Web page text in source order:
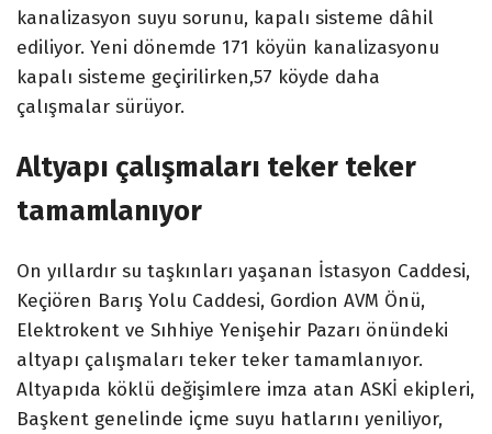
kanalizasyon suyu sorunu, kapalı sisteme dâhil
ediliyor. Yeni dönemde 171 köyün kanalizasyonu
kapalı sisteme geçirilirken,57 köyde daha
çalışmalar sürüyor.
Altyapı çalışmaları teker teker
tamamlanıyor
On yıllardır su taşkınları yaşanan İstasyon Caddesi,
Keçiören Barış Yolu Caddesi, Gordion AVM Önü,
Elektrokent ve Sıhhiye Yenişehir Pazarı önündeki
altyapı çalışmaları teker teker tamamlanıyor.
Altyapıda köklü değişimlere imza atan ASKİ ekipleri,
Başkent genelinde içme suyu hatlarını yeniliyor,